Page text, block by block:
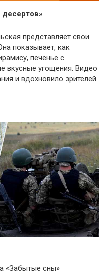
представляет свои
показывает, как
печенье с
вкусные угощения. Видео
и вдохновило зрителей
«Забытые сны»